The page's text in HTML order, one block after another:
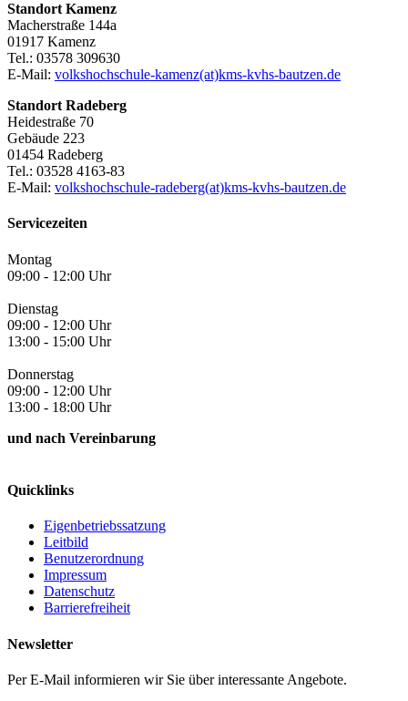
Standort Kamenz
Macherstraße 144a
01917 Kamenz
Tel.: 03578 309630
E-Mail: volkshochschule-kamenz(at)kms-kvhs-bautzen.de
Standort Radeberg
Heidestraße 70
Gebäude 223
01454 Radeberg
Tel.: 03528 4163-83
E-Mail: volkshochschule-radeberg(at)kms-kvhs-bautzen.de
Servicezeiten
Montag
09:00 - 12:00 Uhr
Dienstag
09:00 - 12:00 Uhr
13:00 - 15:00 Uhr
Donnerstag
09:00 - 12:00 Uhr
13:00 - 18:00 Uhr
und nach Vereinbarung
Quicklinks
Eigenbetriebssatzung
Leitbild
Benutzerordnung
Impressum
Datenschutz
Barrierefreiheit
Newsletter
Per E-Mail informieren wir Sie über interessante Angebote.